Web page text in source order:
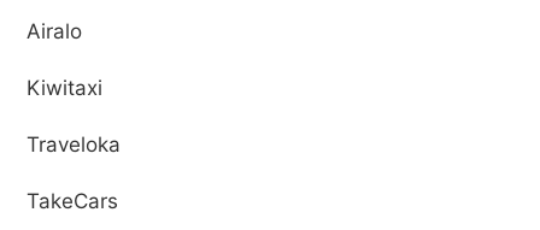
Airalo
Kiwitaxi
Traveloka
TakeCars